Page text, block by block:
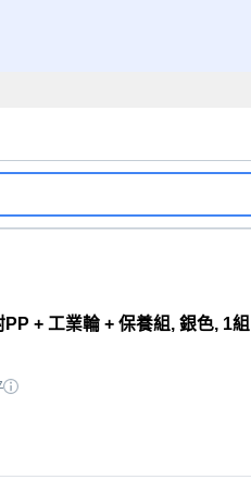
+ 工業輪 + 保養組, 銀色, 1組